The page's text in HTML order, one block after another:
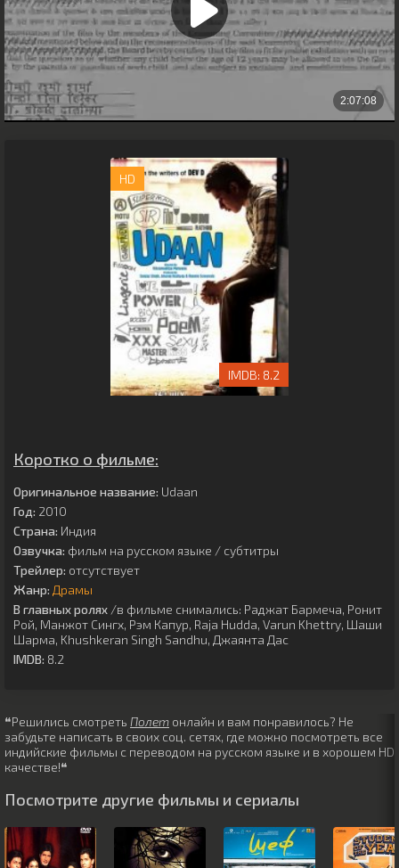
HD
8.2
Коротко о фильме:
Оригинальное название: Udaan
Год: 2010
Страна: Индия
Озвучка: фильм на русском языке / субтитры
Трейлер: отсутствует
Жанр: Драмы
В главных ролях /в фильме снимались: Раджат Бармеча, Ронит
Рой, Манжот Сингх, Рэм Капур, Raja Hudda, Varun Khettry, Шаши
Шарма, Khushkeran Singh Sandhu, Джаянта Дас
IMDB: 8.2
❝Решились смотреть Полет онлайн и вам понравилось? Не
забудьте написать в своих соц. сетях, где можно посмотреть все
индийские фильмы с переводом на русском языке и в хорошем HD
качестве!❝
Посмотрите другие фильмы и сериалы